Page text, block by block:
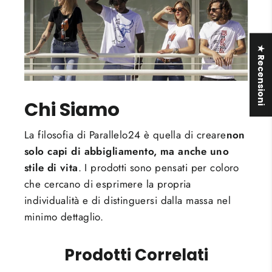
Chi Siamo
La filosofia di Parallelo24 è quella di crearenon
solo capi di abbigliamento, ma anche uno
stile di vita. I prodotti sono pensati per coloro
che cercano di esprimere la propria
individualità e di distinguersi dalla massa nel
minimo dettaglio.
Prodotti Correlati
★ Recensioni